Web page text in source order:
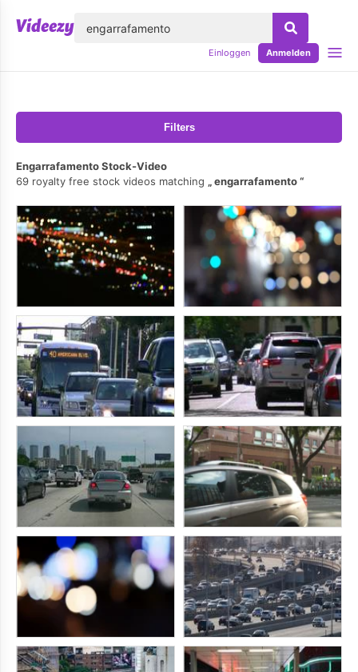
Einloggen Anmelden
Filters
Engarrafamento Stock-Video
69 royalty free stock videos matching
engarrafamento